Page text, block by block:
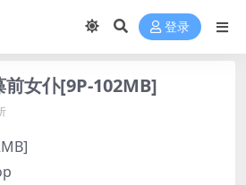
登录
前女仆[9P-102MB]